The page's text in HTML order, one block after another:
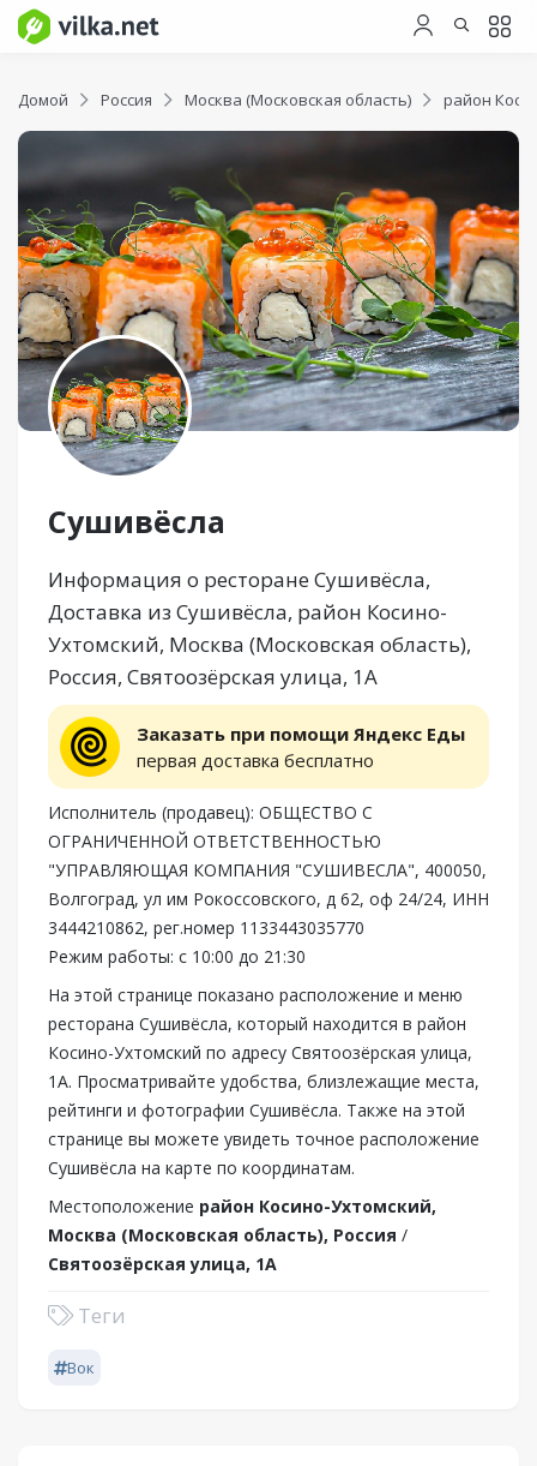
Домой Россия Москва (Московская область) район
Сушивёсла
Информация о ресторане Сушивёсла,
Доставка из Сушивёсла, район Косино-
Ухтомский, Москва (Московская область),
Россия, Святоозёрская улица, 1А
Заказать при помощи Яндекс Еды
первая доставка бесплатно
Исполнитель (продавец): ОБЩЕСТВО С
ОГРАНИЧЕННОЙ ОТВЕТСТВЕННОСТЬЮ
"УПРАВЛЯЮЩАЯ КОМПАНИЯ "СУШИВЕСЛА", 400050,
Волгоград, ул им Рокоссовского, д 62, оф 24/24, ИНН
3444210862, рег.номер 1133443035770
Режим работы: с 10:00 до 21:30
На этой странице показано расположение и меню
ресторана Сушивёсла, который находится в район
Косино-Ухтомский по адресу Святоозёрская улица,
1А. Просматривайте удобства, близлежащие места,
рейтинги и фотографии Сушивёсла. Также на этой
странице вы можете увидеть точное расположение
Сушивёсла на карте по координатам.
Местоположение район Косино-Ухтомский,
Москва (Московская область), Россия /
Святоозёрская улица, 1А
Теги
Вок